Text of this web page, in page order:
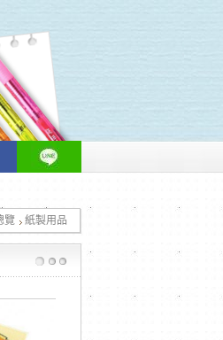
諒！
！
覽 紙製用品